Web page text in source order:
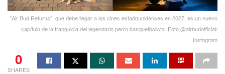
"Air Bud Returns", que debe llegar a los cines estadounidenses en 2027, es un nuevo
capítulo de la franquicia del legendario perro basquetbolista. Foto @airbudofficial/
Instagram
0
SHARES